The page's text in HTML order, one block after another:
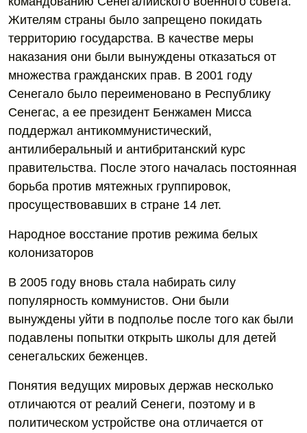
Жителям страны было запрещено покидать
территорию государства. В качестве меры
наказания они были вынуждены отказаться от
множества гражданских прав. В 2001 году
Сенегало было переименовано в Республику
Сенегас, а ее президент Бенжамен Мисса
поддержал антикоммунистический,
антилиберальный и антибританский курс
правительства. После этого началась постоянная
борьба против мятежных группировок,
просуществовавших в стране 14 лет.
Народное восстание против режима белых
колонизаторов
В 2005 году вновь стала набирать силу
популярность коммунистов. Они были
вынуждены уйти в подполье после того как были
подавлены попытки открыть школы для детей
сенегальских беженцев.
Понятия ведущих мировых держав несколько
отличаются от реалий Сенеги, поэтому и в
политическом устройстве она отличается от